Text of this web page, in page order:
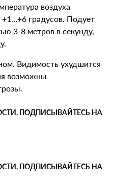
воздуха
градусов. Подует
3-8 метров в секунду,
Видимость ухудшится
возможны
ПОДПИСЫВАЙТЕСЬ НА
ПОДПИСЫВАЙТЕСЬ НА